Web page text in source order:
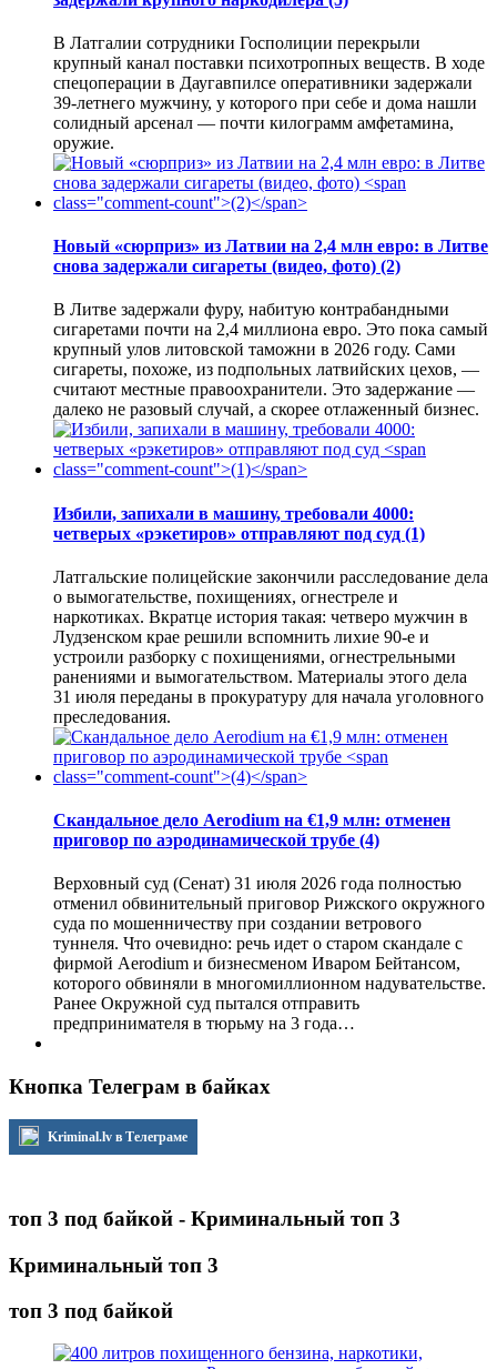
В Латгалии сотрудники Госполиции перекрыли
крупный канал поставки психотропных веществ. В ходе
спецоперации в Даугавпилсе оперативники задержали
39-летнего мужчину, у которого при себе и дома нашли
солидный арсенал — почти килограмм амфетамина,
оружие.
Новый «сюрприз» из Латвии на 2,4 млн евро: в Литве
снова задержали сигареты (видео, фото) (2)
В Литве задержали фуру, набитую контрабандными
сигаретами почти на 2,4 миллиона евро. Это пока самый
крупный улов литовской таможни в 2026 году. Сами
сигареты, похоже, из подпольных латвийских цехов, —
считают местные правоохранители. Это задержание —
далеко не разовый случай, а скорее отлаженный бизнес.
Избили, запихали в машину, требовали 4000:
четверых «рэкетиров» отправляют под суд (1)
Латгальские полицейские закончили расследование дела
о вымогательстве, похищениях, огнестреле и
наркотиках. Вкратце история такая: четверо мужчин в
Лудзенском крае решили вспомнить лихие 90-е и
устроили разборку с похищениями, огнестрельными
ранениями и вымогательством. Материалы этого дела
31 июля переданы в прокуратуру для начала уголовного
преследования.
Скандальное дело Aerodium на €1,9 млн: отменен
приговор по аэродинамической трубе (4)
Верховный суд (Сенат) 31 июля 2026 года полностью
отменил обвинительный приговор Рижского окружного
суда по мошенничеству при создании ветрового
туннеля. Что очевидно: речь идет о старом скандале с
фирмой Aerodium и бизнесменом Иваром Бейтансом,
которого обвиняли в многомиллионном надувательстве.
Ранее Окружной суд пытался отправить
предпринимателя в тюрьму на 3 года…
Кнопка Телеграм в байках
Kriminal.lv в Телеграме
топ 3 под байкой - Криминальный топ 3
Криминальный топ 3
топ 3 под байкой